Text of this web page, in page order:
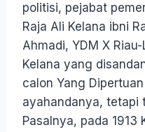
politisi, pejabat
Raja Ali Kelana ibni
Ahmadi, YDM X
Kelana yang
calon Yang
ayahandanya, tetapi
Pasalnya, pada 1913